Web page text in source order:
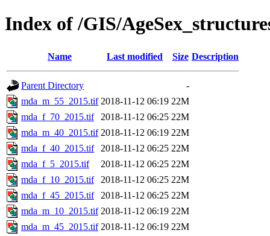
Index of /GIS/
Name Last modified Size Description
Parent Directory
-
mda_m_55_2015.tif 2018-11-12 06:19 22M
mda_f_70_2015.tif
2018-11-12 06:25 22M
mda_m_40_2015.tif 2018-11-12 06:19 22M
mda_f_40_2015.tif
2018-11-12 06:25 22M
mda_f_5_2015.tif
2018-11-12 06:25 22M
mda_f_10_2015.tif
2018-11-12 06:25 22M
mda_f_45_2015.tif
2018-11-12 06:25 22M
mda_m_10_2015.tif 2018-11-12 06:19 22M
mda_m_45_2015.tif 2018-11-12 06:19 22M